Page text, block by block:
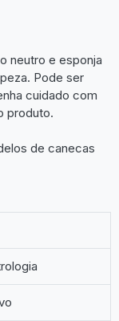
neutro e esponja
Pode ser
cuidado com
produto.
de canecas